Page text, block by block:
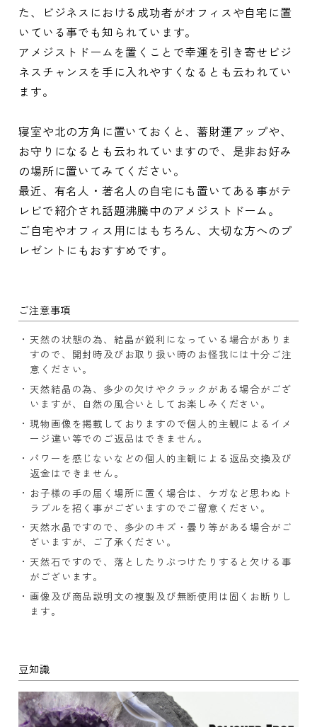
た、ビジネスにおける成功者がオフィスや自宅に置
いている事でも知られています。
アメジストドームを置くことで幸運を引き寄せビジ
ネスチャンスを手に入れやすくなるとも云われてい
ます。
寝室や北の方角に置いておくと、蓄財運アップや、
お守りになるとも云われていますので、是非お好み
の場所に置いてみてください。
最近、有名人・著名人の自宅にも置いてある事がテ
レビで紹介され話題沸騰中のアメジストドーム。
ご自宅やオフィス用にはもちろん、大切な方へのプ
レゼントにもおすすめです。
ご注意事項
天然の状態の為、結晶が鋭利になっている場合がありま
すので、開封時及びお取り扱い時のお怪我には十分ご注
意ください。
天然結晶の為、多少の欠けやクラックがある場合がござ
いますが、自然の風合いとしてお楽しみください。
現物画像を掲載しておりますので個人的主観によるイメ
ージ違い等でのご返品はできません。
パワーを感じないなどの個人的主観による返品交換及び
返金はできません。
お子様の手の届く場所に置く場合は、ケガなど思わぬト
ラブルを招く事がございますのでご留意ください。
天然水晶ですので、多少のキズ・曇り等がある場合がご
ざいますが、ご了承ください。
天然石ですので、落としたりぶつけたりすると欠ける事
がございます。
画像及び商品説明文の複製及び無断使用は固くお断りし
ます。
豆知識